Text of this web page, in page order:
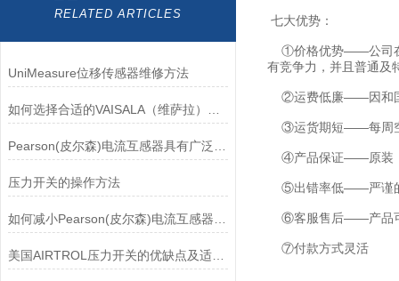
RELATED ARTICLES
UniMeasure位移传感器维修方法
压力开关的操作方法
美国AIRTROL压力开关的优缺点及适用范围讲解
七大优势：
①价格优势——公司在
有竞争力，并且普通及
②运费低廉——因和国
③运货期短——每周空
④产品保证——原装
⑤出错率低——严谨的
⑥客服售后——产品可
⑦付款方式灵活